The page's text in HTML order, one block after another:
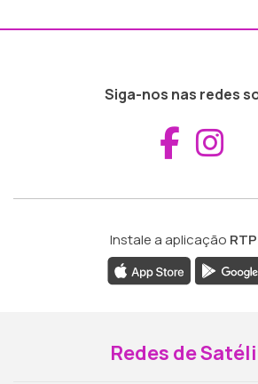
Siga-nos nas redes
Instale a aplicação
Redes de